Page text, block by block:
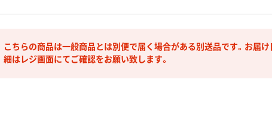
こちらの商品は一般商品とは別便で届く場合がある別送品です。お届け
細はレジ画面にてご確認をお願い致します。